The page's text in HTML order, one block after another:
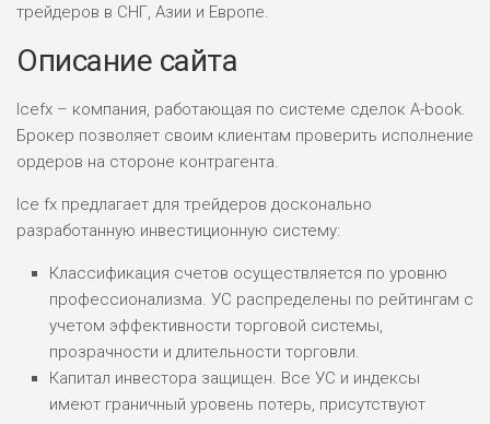
трейдеров в СНГ, Азии и Европе.
Описание сайта
Icefx – компания, работающая по системе сделок A-book.
Брокер позволяет своим клиентам проверить исполнение
ордеров на стороне контрагента.
Ice fx предлагает для трейдеров досконально
разработанную инвестиционную систему:
Классификация счетов осуществляется по уровню
профессионализма. УС распределены по рейтингам с
учетом эффективности торговой системы,
прозрачности и длительности торговли.
Капитал инвестора защищен. Все УС и индексы
имеют граничный уровень потерь, присутствуют